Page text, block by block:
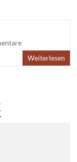
Weiterlesen